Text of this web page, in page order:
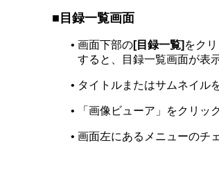
■目録一覧画面
画面下部の[目録一覧] をク
すると、目録一覧画面が表
タイトルまたはサムネイル
「画像ビューア」をクリッ
画面左にあるメニューのチ